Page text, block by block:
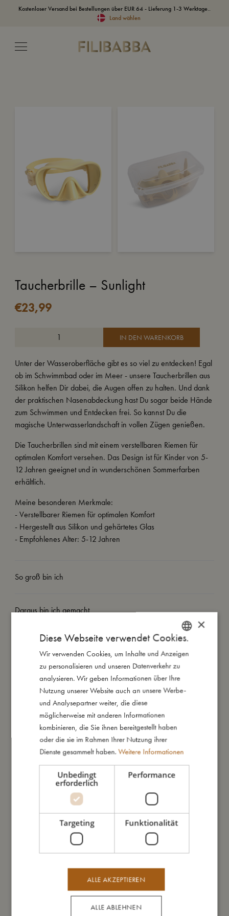
Kostenloser Versand bei Bestellungen über EUR 64 - Lieferung 1-3 Werktage..
Land wählen
Taucherbrille – Sunlight
€23,99
IN DEN WARENKORB
Unter der Wasseroberfläche gibt es so viel zu entdecken! Egal
ob im Schwimmbad oder im Meer - unsere Taucherbrillen aus
Silikon helfen Dir dabei, die Augen offen zu halten. Und dank
der praktischen Nasenabdeckung hast Du sogar beide Hände
zum Schwimmen und Entdecken frei. So kannst Du die
magische Unterwasserlandschaft in vollen Zügen genießen.
Die Taucherbrillen sind mit einem verstellbaren Riemen für
optimalen Komfort versehen. Das Design ist für Kinder von 5-
12 Jahren geeignet und in wunderschönen Sommerfarben
erhältlich.
Meine besonderen Merkmale:
- Verstellbarer Riemen für optimalen Komfort
- Hergestellt aus Silikon und gehärtetes Glas
- Empfohlenes Alter: 5-12 Jahren
So groß bin ich
Daraus bin ich gemacht
So kannst Du mich pflegen
Meine Daten
Das könnte dir auch gefallen
DANISH
ENGLISH
GERMAN
×
Diese Webseite verwendet Cookies.
Wir verwenden Cookies, um Inhalte und Anzeigen
zu personalisieren und unseren Datenverkehr zu
analysieren. Wir geben Informationen über Ihre
Nutzung unserer Website auch an unsere Werbe-
und Analysepartner weiter, die diese
möglicherweise mit anderen Informationen
kombinieren, die Sie ihnen bereitgestellt haben
oder die sie im Rahmen Ihrer Nutzung ihrer
Dienste gesammelt haben. Weitere Informationen
Unbedingt
erforderlich
Performance
Targeting Funktionalität
ALLE AKZEPTIEREN
ALLE ABLEHNEN